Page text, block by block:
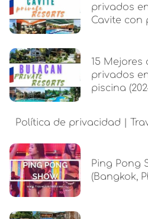
privados
Cavite con
15
privados
piscina
Política de privacidad |
Ping Pong
(Bangkok,